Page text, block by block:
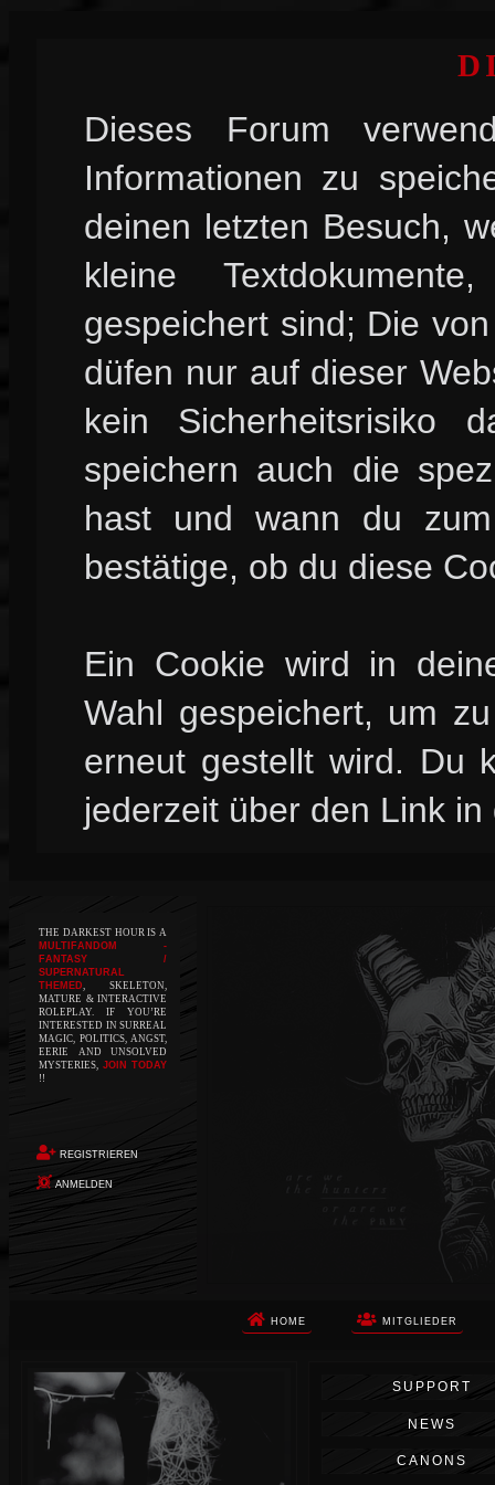
Dieses Forum
Informationen zu
deinen letzten Besuch,
kleine
gespeichert sind; Die
düfen nur auf dieser
kein Sicherheitsrisiko
speichern auch die
hast und wann du
bestätige, ob du diese
Ein Cookie wird in
Wahl gespeichert, um
erneut gestellt wird. Du
jederzeit über den Link
THE DARKEST HOUR IS A
MULTIFANDOM -
FANTASY /
SUPERNATURAL
THEMED, SKELETON,
MATURE & INTERACTIVE
ROLEPLAY. IF YOU’RE
INTERESTED IN SURREAL
MAGIC, POLITICS, ANGST,
EERIE AND UNSOLVED
MYSTERIES, JOIN TODAY
!!
REGISTRIEREN
ANMELDEN
HOME MITGLIEDER
Die Apokalypse. Das ist das Wort,
das Ihnen in den Sinn kommt, als
Sie auf dem Boden aufwachen, Ihr
Körper schmerzt und Ihr Geist
wird von alptraumhaften
Erinnerungen überflutet. Vor
SUPPORT
NEWS
CANONS